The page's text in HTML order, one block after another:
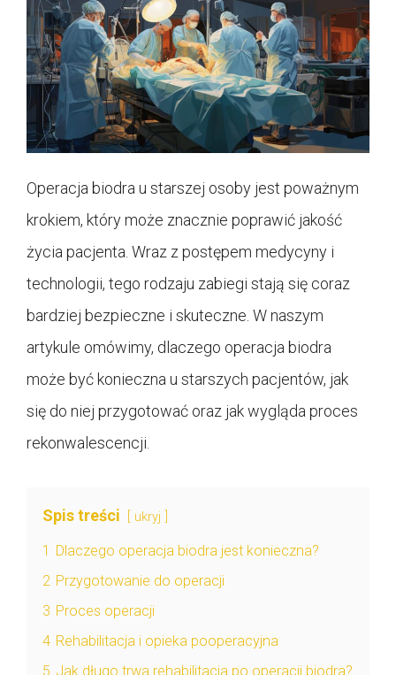
Operacja biodra u starszej osoby jest poważnym
krokiem, który może znacznie poprawić jakość
życia pacjenta. Wraz z postępem medycyny i
technologii, tego rodzaju zabiegi stają się coraz
bardziej bezpieczne i skuteczne. W naszym
artykule omówimy, dlaczego operacja biodra
może być konieczna u starszych pacjentów, jak
się do niej przygotować oraz jak wygląda proces
rekonwalescencji.
Spis treści ukryj
1 Dlaczego operacja biodra jest konieczna?
2 Przygotowanie do operacji
3 Proces operacji
4 Rehabilitacja i opieka pooperacyjna
5 Jak długo trwa rehabilitacja po operacji biodra?